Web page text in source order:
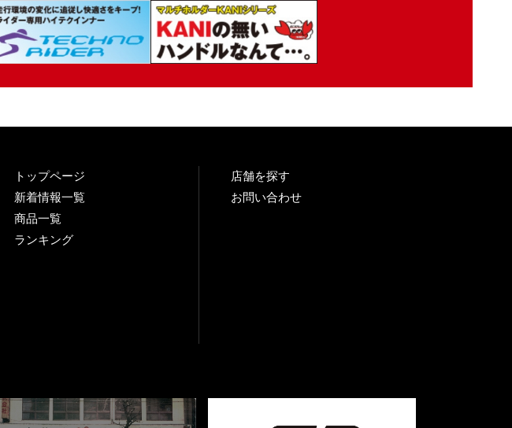
トップページ
新着情報一覧
商品一覧
ランキング
店舗を探す
お問い合わせ